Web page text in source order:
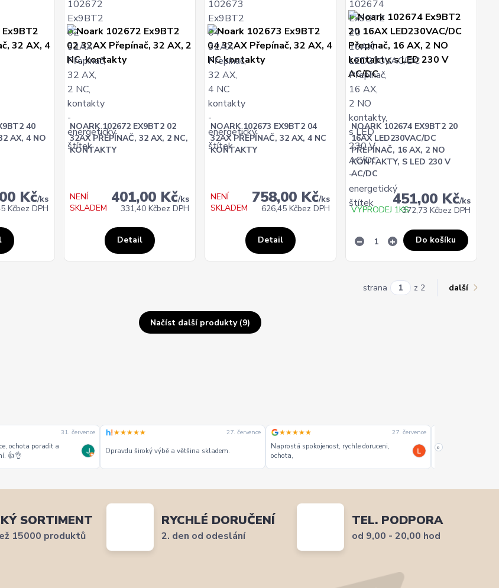
40
AX, 4 NO
Kč/ks
Kčbez DPH
NOARK 102672 EX9BT2 02
32AX PŘEPÍNAČ, 32 AX, 2 NC,
KONTAKTY
401,00 Kč/ks
331,40 Kčbez DPH
NENÍ
SKLADEM
Detail
NOARK 102673 EX9BT2 04
32AX PŘEPÍNAČ, 32 AX, 4 NC
KONTAKTY
758,00 Kč/ks
626,45 Kčbez DPH
NENÍ
SKLADEM
Detail
NOARK 102674 EX9BT2 20
16AX LED230VAC/DC
PŘEPÍNAČ, 16 AX, 2 NO
KONTAKTY, S LED 230 V
AC/DC
451,00 Kč/ks
372,73 Kčbez DPH
VÝPRODEJ 1KS
Do košíku
Načíst další produkty (9)
strana z 2 další
31. července
ochota poradit a
👍👌
★★★★★ 27. července
Opravdu široký výbě a většina skladem.
★★★★★ 27. července
Naprostá spokojenost, rychle doruceni,
ochota,
Napoprvé dobré .
»
SORTIMENT
15000 produktů
RYCHLÉ DORUČENÍ
2. den od odeslání
TEL. PODPORA
od 9,00 - 20,00 hod